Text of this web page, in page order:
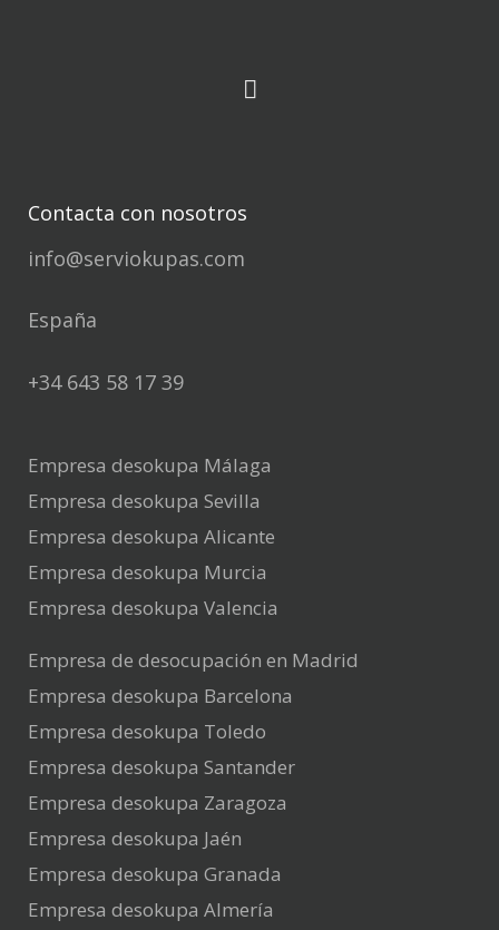
Contacta con nosotros
info@serviokupas.com
España
+34 643 58 17 39
Empresa desokupa Málaga
Empresa desokupa Sevilla
Empresa desokupa Alicante
Empresa desokupa Murcia
Empresa desokupa Valencia
Empresa de desocupación en Madrid
Empresa desokupa Barcelona
Empresa desokupa Toledo
Empresa desokupa Santander
Empresa desokupa Zaragoza
Empresa desokupa Jaén
Empresa desokupa Granada
Empresa desokupa Almería